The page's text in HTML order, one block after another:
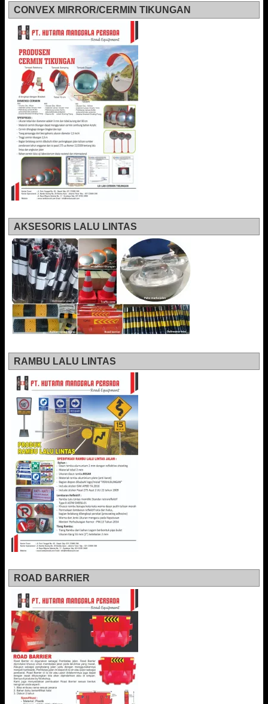
CONVEX MIRROR/CERMIN TIKUNGAN
AKSESORIS LALU LINTAS
RAMBU LALU LINTAS
ROAD BARRIER